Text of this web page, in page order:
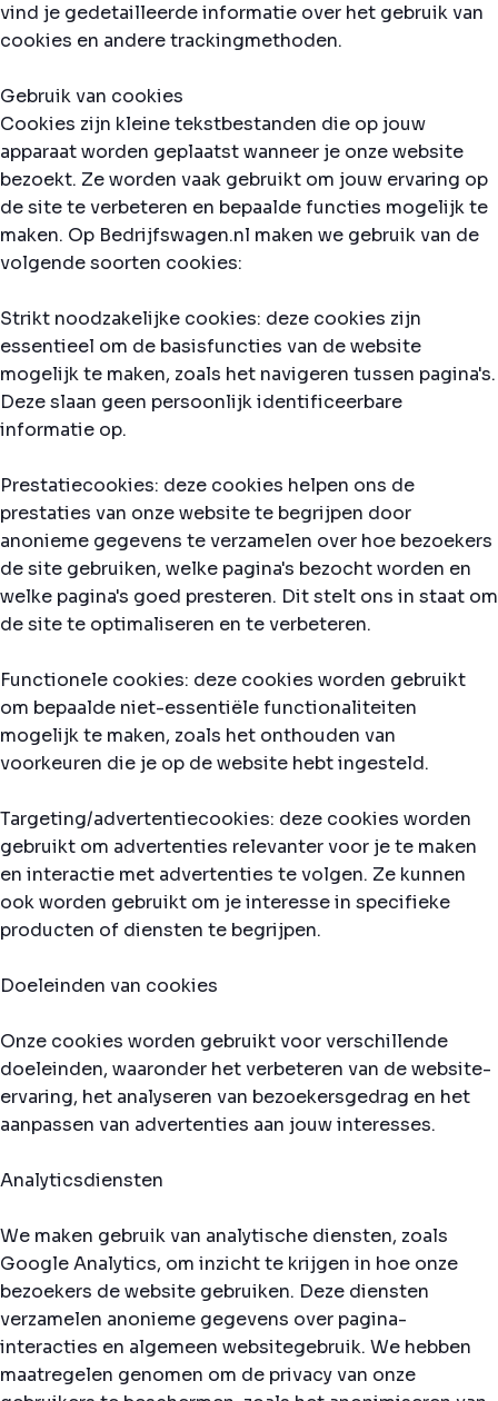
vind je gedetailleerde informatie over het gebruik van
cookies en andere trackingmethoden.
Gebruik van cookies
Cookies zijn kleine tekstbestanden die op jouw
apparaat worden geplaatst wanneer je onze website
bezoekt. Ze worden vaak gebruikt om jouw ervaring op
de site te verbeteren en bepaalde functies mogelijk te
maken. Op Bedrijfswagen.nl maken we gebruik van de
volgende soorten cookies:
Strikt noodzakelijke cookies: deze cookies zijn
essentieel om de basisfuncties van de website
mogelijk te maken, zoals het navigeren tussen pagina's.
Deze slaan geen persoonlijk identificeerbare
informatie op.
Prestatiecookies: deze cookies helpen ons de
prestaties van onze website te begrijpen door
anonieme gegevens te verzamelen over hoe bezoekers
de site gebruiken, welke pagina's bezocht worden en
welke pagina's goed presteren. Dit stelt ons in staat om
de site te optimaliseren en te verbeteren.
Functionele cookies: deze cookies worden gebruikt
om bepaalde niet-essentiële functionaliteiten
mogelijk te maken, zoals het onthouden van
voorkeuren die je op de website hebt ingesteld.
Targeting/advertentiecookies: deze cookies worden
gebruikt om advertenties relevanter voor je te maken
en interactie met advertenties te volgen. Ze kunnen
ook worden gebruikt om je interesse in specifieke
producten of diensten te begrijpen.
Doeleinden van cookies
Onze cookies worden gebruikt voor verschillende
doeleinden, waaronder het verbeteren van de website-
ervaring, het analyseren van bezoekersgedrag en het
aanpassen van advertenties aan jouw interesses.
Analyticsdiensten
We maken gebruik van analytische diensten, zoals
Google Analytics, om inzicht te krijgen in hoe onze
bezoekers de website gebruiken. Deze diensten
verzamelen anonieme gegevens over pagina-
interacties en algemeen websitegebruik. We hebben
maatregelen genomen om de privacy van onze